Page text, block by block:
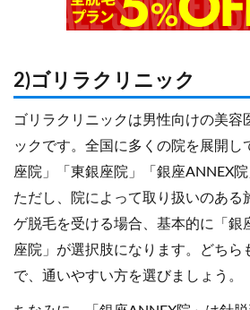
2)ゴリラクリニック
ゴリラクリニックは男性向けの美容
ックです。全国に多くの院を展開し
座院」「東銀座院」「銀座ANNEX
ただし、院によって取り扱いのある
ゲ脱毛を受ける場合、基本的に「銀
座院」が選択肢になります。どちら
で、通いやすい方を選びましょう。